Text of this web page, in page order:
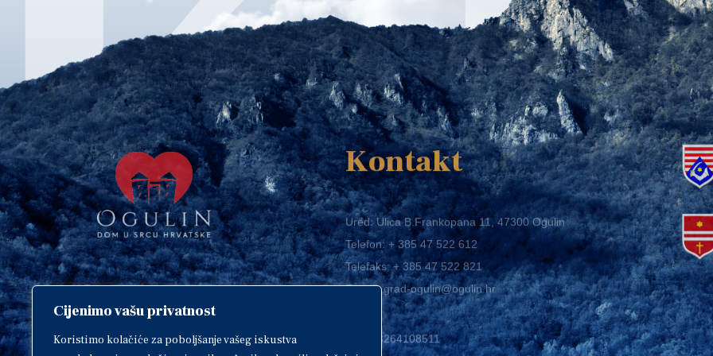
Cijenimo vašu privatnost
Koristimo kolačiće za poboljšanje vašeg iskustva
Copyright © 2018. Grad Ogulin,
sva prava pridržana.
Kontakt
Ured: Ulica B.Frankopana 11, 47300 Ogulin
Telefon:+ 385 47 522 612
Telefaks:+ 385 47 522 821
E-mail:grad-ogulin@ogulin.hr
OIB: 58264108511
IBAN: HR1424020061829700009